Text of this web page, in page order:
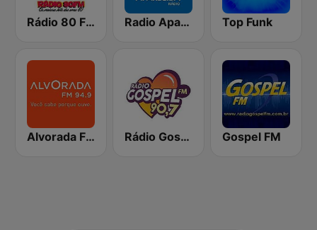
Rádio 80 FM - Anos 80 Radio Aparecida Top Funk
Alvorada FM 94.9 Rádio Gospel FM Gospel FM